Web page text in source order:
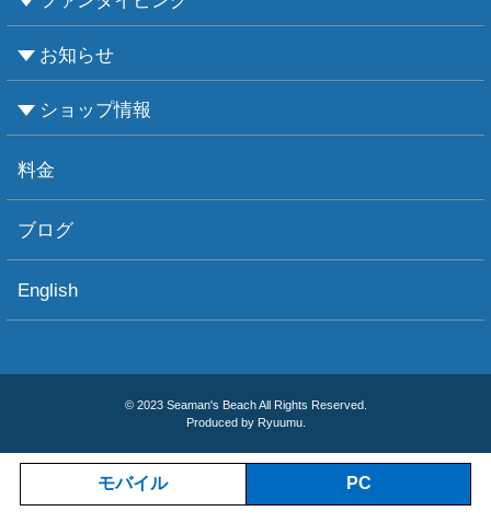
CMASについて
PADIについて
Ｃカードライセンス取得
レベルアップCMAS
レベルアップPADI
インストラクターコース
エンリッチド・エア・ナイトロックス講習
ビーチダイビング
ボートダイビング
セルフダイビング
レンタル器材
お知らせ
お知らせ
お天気情報
フォトグラフィ
ツアー情報
ショップ情報
ショップ情報
アクセス
ダイビングポイント
ショップボート「かもめ」
スタッフ紹介
宿泊施設
リンク集
お問い合わせ
料金
ブログ
English
© 2023 Seaman's Beach All Rights Reserved.
Produced by Ryuumu.
モバイル PC